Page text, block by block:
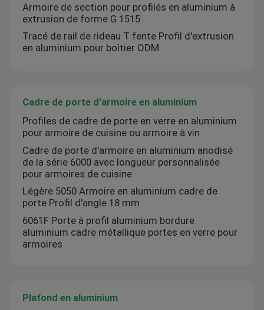
Armoire de section pour profilés en aluminium à
extrusion de forme G 1515
Tracé de rail de rideau T fente Profil d'extrusion
en aluminium pour boîtier ODM
Cadre de porte d'armoire en aluminium
Profiles de cadre de porte en verre en aluminium
pour armoire de cuisine ou armoire à vin
Cadre de porte d'armoire en aluminium anodisé
de la série 6000 avec longueur personnalisée
pour armoires de cuisine
Légère 5050 Armoire en aluminium cadre de
porte Profil d'angle 18 mm
6061F Porte à profil aluminium bordure
aluminium cadre métallique portes en verre pour
armoires
Plafond en aluminium